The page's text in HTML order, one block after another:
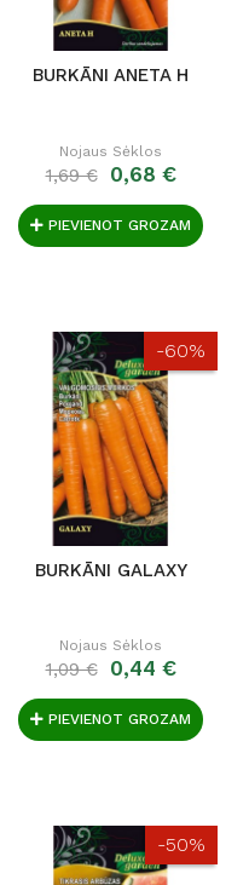
BURKĀNI ANETA H
Nojaus Sėklos
1,69 € 0,68 €
PIEVIENOT GROZAM
-60%
BURKĀNI GALAXY
Nojaus Sėklos
1,09 € 0,44 €
PIEVIENOT GROZAM
-50%